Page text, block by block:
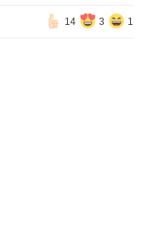
14 3 1